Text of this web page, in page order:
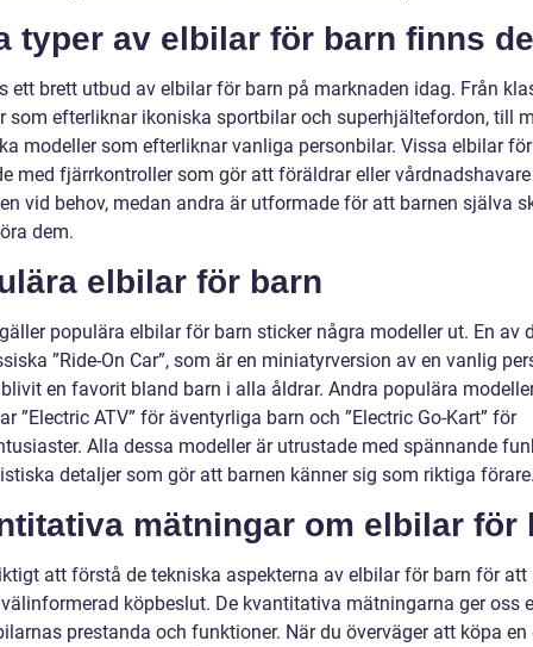
typer av elbilar för barn finns
ett brett utbud av elbilar för barn på marknaden idag. Från
som efterliknar ikoniska sportbilar och superhjältefordon, till
modeller som efterliknar vanliga personbilar. Vissa elbilar
med fjärrkontroller som gör att föräldrar eller
vid behov, medan andra är utformade för att barnen själva
dem.
elbilar för barn
populära elbilar för barn sticker några modeller ut. En av
”Ride-On Car”, som är en miniatyrversion av en vanlig
en favorit bland barn i alla åldrar. Andra populära
”Electric ATV” för äventyrliga barn och ”Electric Go-Kart” för
Alla dessa modeller är utrustade med spännande
detaljer som gör att barnen känner sig som riktiga
mätningar om elbilar för
att förstå de tekniska aspekterna av elbilar för barn för att
köpbeslut. De kvantitativa mätningarna ger oss
prestanda och funktioner. När du överväger att köpa